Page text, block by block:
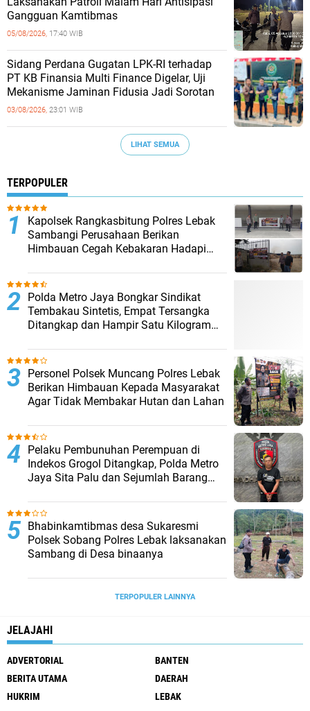
Gangguan Kamtibmas
05/08/2026, 17:40 WIB
Sidang Perdana Gugatan LPK-RI terhadap
PT KB Finansia Multi Finance Digelar, Uji
Mekanisme Jaminan Fidusia Jadi Sorotan
03/08/2026, 23:01 WIB
LIHAT SEMUA
TERPOPULER
Kapolsek Rangkasbitung Polres Lebak
Sambangi Perusahaan Berikan
Himbauan Cegah Kebakaran Hadapi
‎Polda Metro Jaya Bongkar Sindikat
Tembakau Sintetis, Empat Tersangka
Ditangkap dan Hampir Satu Kilogram
Personel Polsek Muncang Polres Lebak
Berikan Himbauan Kepada Masyarakat
Agar Tidak Membakar Hutan dan Lahan
Pelaku Pembunuhan Perempuan di
Indekos Grogol Ditangkap, Polda Metro
Jaya Sita Palu dan Sejumlah Barang
Bhabinkamtibmas desa Sukaresmi
Polsek Sobang Polres Lebak laksanakan
Sambang di Desa binaanya
TERPOPULER LAINNYA
JELAJAHI
ADVERTORIAL
BANTEN
BERITA UTAMA
DAERAH
HUKRIM
LEBAK